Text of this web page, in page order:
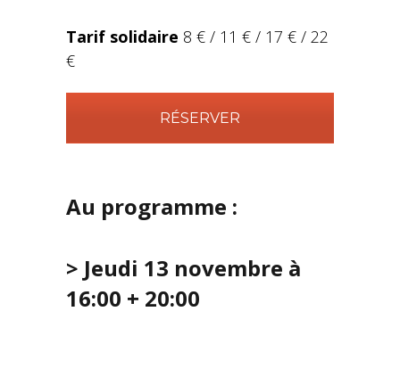
Tarif solidaire 8 € / 11 € / 17 € / 22
€
RÉSERVER
Au programme :
> Jeudi 13 novembre à
16:00 + 20:00